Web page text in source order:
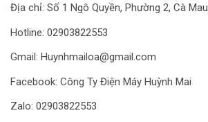
Địa chỉ: Số 1 Ngô Quyền, Phường 2, Cà Mau
Hotline: 02903822553
Gmail: Huynhmailoa@gmail.com
Facebook: Công Ty Điện Máy Huỳnh Mai
Zalo: 02903822553